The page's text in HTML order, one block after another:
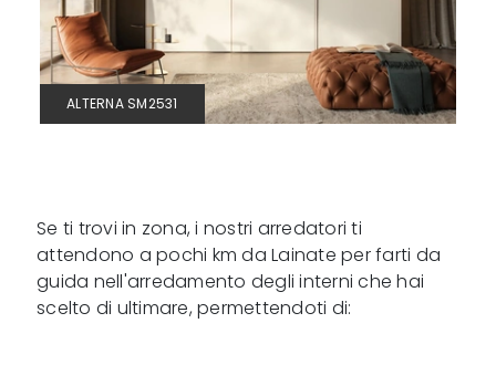
ALTERNA SM2531
Se ti trovi in zona, i nostri arredatori ti
attendono a pochi km da Lainate per farti da
guida nell'arredamento degli interni che hai
scelto di ultimare, permettendoti di: